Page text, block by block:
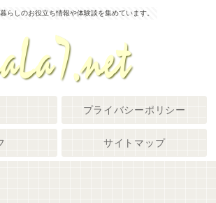
らしのお役立ち情報や体験談を集めています。
プライバシーポリシー
サイトマップ